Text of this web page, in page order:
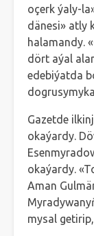
oçerk ýaly-
dänesi» atly
halamandy.
dört aýal
edebiýatda
Gazetde
okaýardy.
okaýardy.
Aman
mysal